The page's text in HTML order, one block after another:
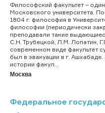
Философский факультет –
Московского университета.
1804 г. философия в
философии (периодически
преподавали такие
С.Н. Трубецкой, Л.М. Лопатин,
современном виде факультет
был в эвакуации в г.
истории факул...
Москва
Федеральное